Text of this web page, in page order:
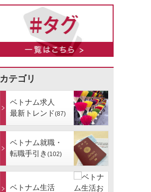
カテゴリ
ベトナム求人
最新トレンド(87)
ベトナム就職・
転職手引き (102)
ベトナム生活